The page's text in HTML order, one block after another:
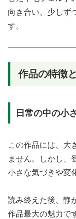
向き合い、少しず
す。
作品の特徴
日常の中の小
この作品には、大
ません。しかし、
小さな気づきや変
読み終えた後、
作品最大の魅力で